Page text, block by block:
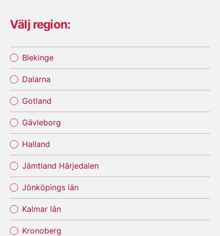
Välj region:
Blekinge
Dalarna
Gotland
Gävleborg
Halland
Jämtland Härjedalen
Jönköpings län
Kalmar län
Kronoberg